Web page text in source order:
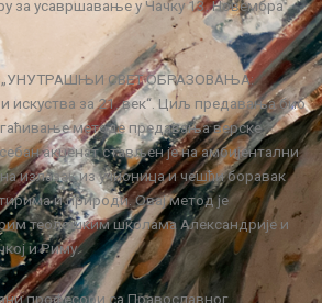
за усавршавање у Чачку 13. Новембра
„УНУТРАШЊИ СВЕТ ОБРАЗОВАЊА:
искуства за 21. век“. Циљ предавања био
методе предавања верске
акценат стављен је на амбијентални
излазак из учионица и чешћи боравак
и природи. Овај метод је
теолошким школама Александрије и
и Риму.
професори са Православног